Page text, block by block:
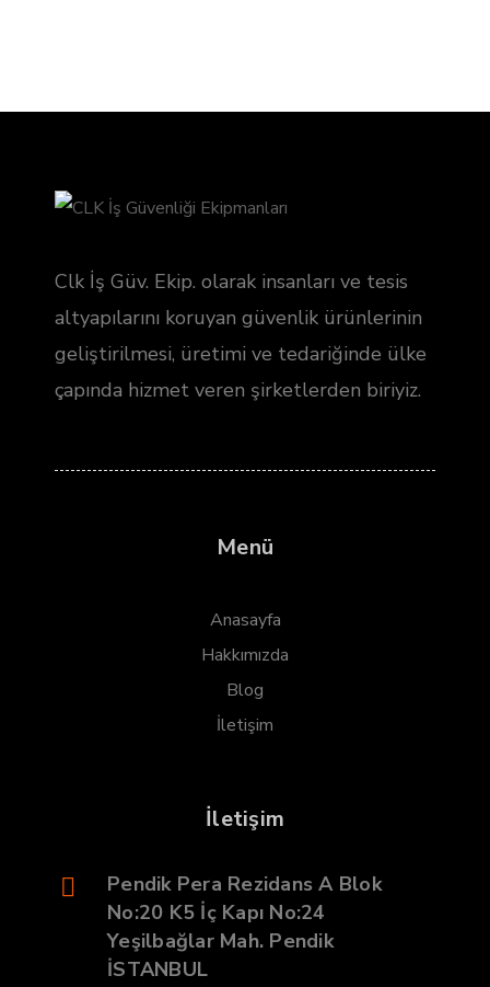
Clk İş Güv. Ekip. olarak insanları ve tesis
altyapılarını koruyan güvenlik ürünlerinin
geliştirilmesi, üretimi ve tedariğinde ülke
çapında hizmet veren şirketlerden biriyiz.
Menü
Anasayfa
Hakkımızda
Blog
İletişim
İletişim
Pendik Pera Rezidans A Blok
No:20 K5 İç Kapı No:24
Yeşilbağlar Mah. Pendik
İSTANBUL